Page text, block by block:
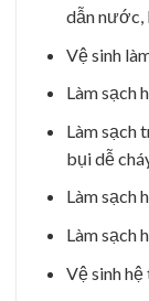
dẫn
Vệ sinh
Làm sạch
Làm sạch
bụi dễ
Làm sạch
Làm sạch
Vệ sinh